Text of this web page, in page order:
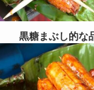
黒糖まぶし的な